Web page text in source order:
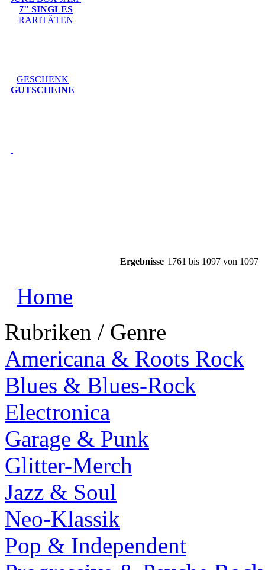
7" SINGLES
RARITÄTEN
GESCHENK
GUTSCHEINE
Ergebnisse 1761 bis 1097 von 1097
Home
Rubriken / Genre
Americana & Roots Rock
Blues & Blues-Rock
Electronica
Garage & Punk
Glitter-Merch
Jazz & Soul
Neo-Klassik
Pop & Independent